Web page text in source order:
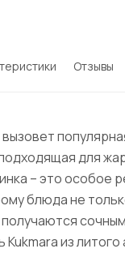
Отзывы
вызовет
для
– это особое
блюда не
из